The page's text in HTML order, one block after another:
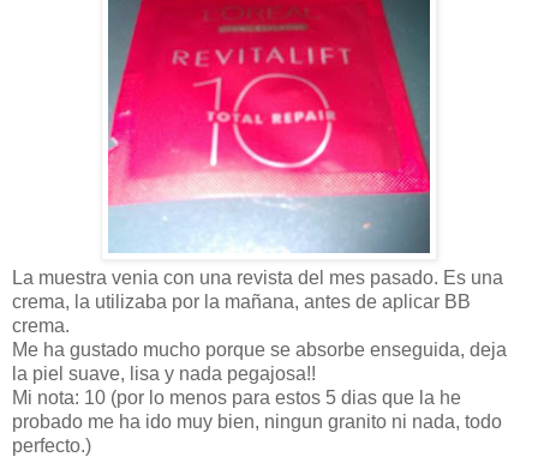
La muestra venia con una revista del mes pasado. Es una
crema, la utilizaba por la mañana, antes de aplicar BB
crema.
Me ha gustado mucho porque se absorbe enseguida, deja
la piel suave, lisa y nada pegajosa!!
Mi nota: 10 (por lo menos para estos 5 dias que la he
probado me ha ido muy bien, ningun granito ni nada, todo
perfecto.)